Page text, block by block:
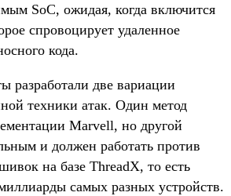
SoC, ожидая, когда включится
спровоцирует удаленное
кода.
разработали две вариации
техники атак. Один метод
Marvell, но другой
и должен работать против
на базе ThreadX, то есть
самых разных устройств.